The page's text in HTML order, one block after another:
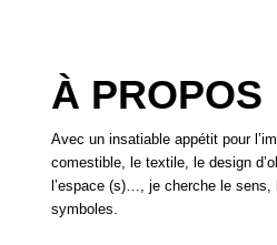
À PROPOS
Avec un insatiable appétit pour
comestible, le textile, le design
l’espace (s)…, je cherche le sens,
symboles.